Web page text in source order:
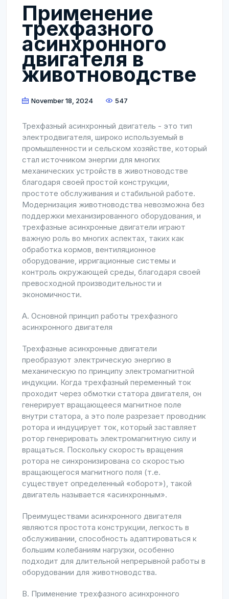
Применение
трехфазного
асинхронного
двигателя в
животноводстве
November 18, 2024 547
Трехфазный асинхронный двигатель - это тип
электродвигателя, широко используемый в
промышленности и сельском хозяйстве, который
стал источником энергии для многих
механических устройств в животноводстве
благодаря своей простой конструкции,
простоте обслуживания и стабильной работе.
Модернизация животноводства невозможна без
поддержки механизированного оборудования, и
трехфазные асинхронные двигатели играют
важную роль во многих аспектах, таких как
обработка кормов, вентиляционное
оборудование, ирригационные системы и
контроль окружающей среды, благодаря своей
превосходной производительности и
экономичности.
А. Основной принцип работы трехфазного
асинхронного двигателя
Трехфазные асинхронные двигатели
преобразуют электрическую энергию в
механическую по принципу электромагнитной
индукции. Когда трехфазный переменный ток
проходит через обмотки статора двигателя, он
генерирует вращающееся магнитное поле
внутри статора, а это поле разрезает проводник
ротора и индуцирует ток, который заставляет
ротор генерировать электромагнитную силу и
вращаться. Поскольку скорость вращения
ротора не синхронизирована со скоростью
вращающегося магнитного поля (т.е.
существует определенный «оборот»), такой
двигатель называется «асинхронным».
Преимуществами асинхронного двигателя
являются простота конструкции, легкость в
обслуживании, способность адаптироваться к
большим колебаниям нагрузки, особенно
подходит для длительной непрерывной работы в
оборудовании для животноводства.
B. Применение трехфазного асинхронного